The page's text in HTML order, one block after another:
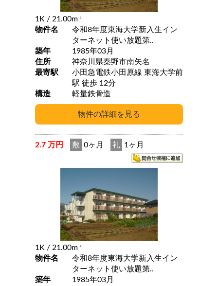
1K / 21.00m 2
物件名
令和8年度東海大学新入生イン
ターネット使い放題第..
築年
1985年03月
住所
神奈川県秦野市南矢名
最寄駅
小田急電鉄小田原線 東海大学前
駅 徒歩 12分
構造
軽量鉄骨造
2.7 万円 敷 0ヶ月 礼 1ヶ月
1K / 21.00m 2
物件名
令和8年度東海大学新入生イン
ターネット使い放題第..
築年
1985年03月